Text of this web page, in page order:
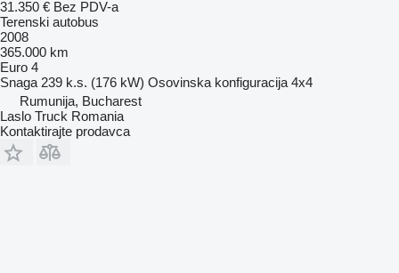
31.350 € Bez PDV-a
Terenski autobus
2008
365.000 km
Euro 4
Snaga 239 k.s. (176 kW) Osovinska konfiguracija 4x4
Rumunija, Bucharest
Laslo Truck Romania
Kontaktirajte prodavca